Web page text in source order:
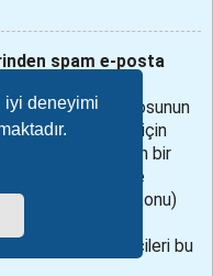
iyi deneyimi
spam e-posta
bu mesaj panosunun
korunmak için
spam e-postanın bir
gönderin. Özellikle
(to (kime), subject (konu)
postayı gönderen
panosu yöneticileri bu